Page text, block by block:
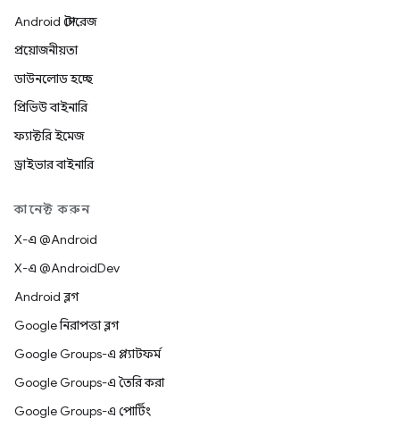
Android স্টোরেজ
প্রয়োজনীয়তা
ডাউনলোড হচ্ছে
প্রিভিউ বাইনারি
ফ্যাক্টরি ইমেজ
ড্রাইভার বাইনারি
কানেক্ট করুন
X-এ @Android
X-এ @AndroidDev
Android ব্লগ
Google নিরাপত্তা ব্লগ
Google Groups-এ প্ল্যাটফর্ম
Google Groups-এ তৈরি করা
Google Groups-এ পোর্টিং